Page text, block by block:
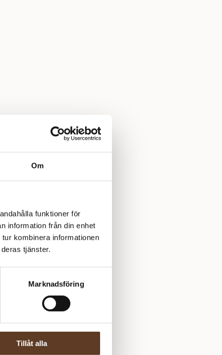
Om
funktioner för
information från din enhet
kombinera informationen
tjänster.
Marknadsföring
Tillåt alla